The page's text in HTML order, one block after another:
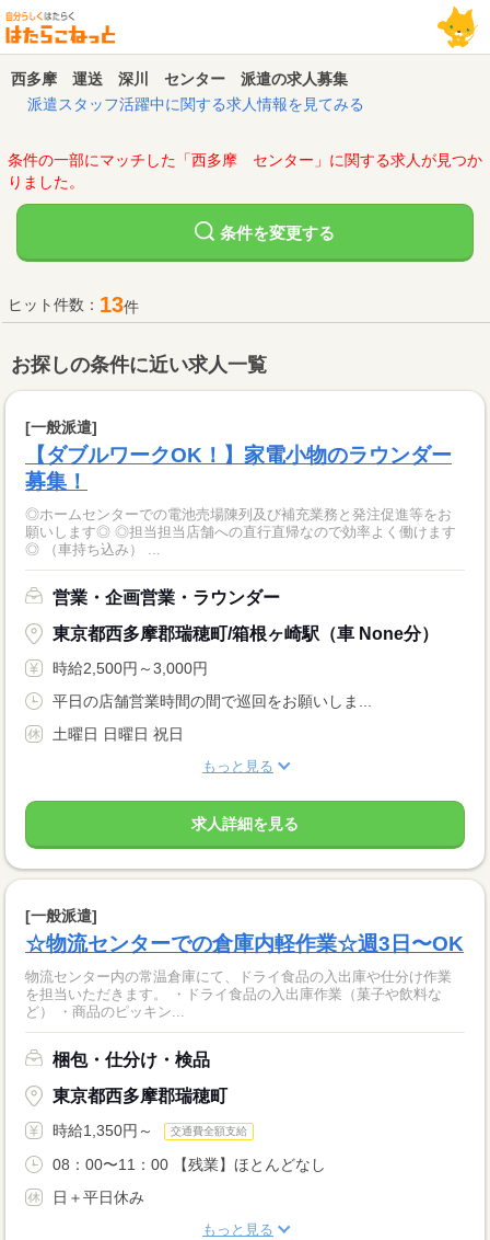
西多摩 運送 深川 センター 派遣の求人募集
派遣スタッフ活躍中に関する求人情報を見てみる
条件の一部にマッチした「西多摩 センター」に関する求人が見つか
りました。
条件を変更する
ヒット件数： 13件
お探しの条件に近い求人一覧
[一般派遣]
【ダブルワークOK！】家電小物のラウンダー
募集！
◎ホームセンターでの電池売場陳列及び補充業務と発注促進等をお
願いします◎ ◎担当担当店舗への直行直帰なので効率よく働けます
◎ （車持ち込み） ...
営業・企画営業・ラウンダー
東京都西多摩郡瑞穂町/箱根ヶ崎駅（車 None分）
時給2,500円～3,000円
平日の店舗営業時間の間で巡回をお願いしま...
土曜日 日曜日 祝日
もっと見る
求人詳細を見る
[一般派遣]
☆物流センターでの倉庫内軽作業☆週3日〜OK
物流センター内の常温倉庫にて、ドライ食品の入出庫や仕分け作業
を担当いただきます。 ・ドライ食品の入出庫作業（菓子や飲料な
ど） ・商品のピッキン...
梱包・仕分け・検品
東京都西多摩郡瑞穂町
時給1,350円～ 交通費全額支給
08：00〜11：00 【残業】ほとんどなし
日＋平日休み
もっと見る